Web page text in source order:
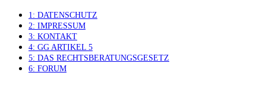
Skip
content
1: DATENSCHUTZ
2: IMPRESSUM
3: KONTAKT
4: GG ARTIKEL 5
5: DAS RECHTSBERATUNGSGESETZ
6: FORUM